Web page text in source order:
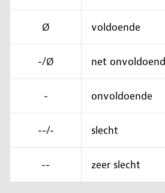
Ø voldoende
-/Ø net
- onvoldoende
--/- slecht
-- zeer slecht